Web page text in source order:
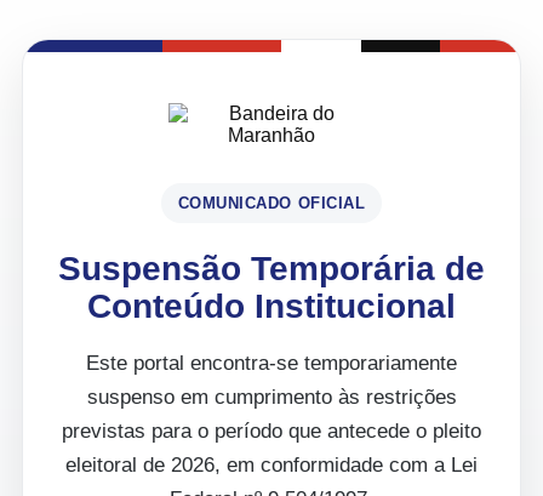
COMUNICADO OFICIAL
Suspensão Temporária de
Conteúdo Institucional
Este portal encontra-se temporariamente
suspenso em cumprimento às restrições
previstas para o período que antecede o pleito
eleitoral de 2026, em conformidade com a Lei